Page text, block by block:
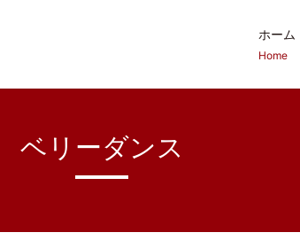
ホーム
Home
ベリーダンス